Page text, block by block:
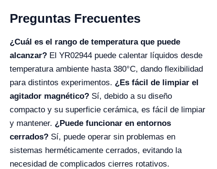
Preguntas Frecuentes
¿Cuál es el rango de temperatura que puede
alcanzar? El YR02944 puede calentar líquidos desde
temperatura ambiente hasta 380°C, dando flexibilidad
para distintos experimentos. ¿Es fácil de limpiar el
agitador magnético? Sí, debido a su diseño
compacto y su superficie cerámica, es fácil de limpiar
y mantener. ¿Puede funcionar en entornos
cerrados? Sí, puede operar sin problemas en
sistemas herméticamente cerrados, evitando la
necesidad de complicados cierres rotativos.